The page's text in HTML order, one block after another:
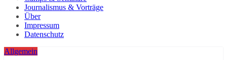
Journalismus & Vorträge
Über
Impressum
Datenschutz
Allgemein